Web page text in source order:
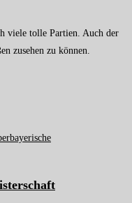
viele tolle Partien. Auch der
zusehen zu können.